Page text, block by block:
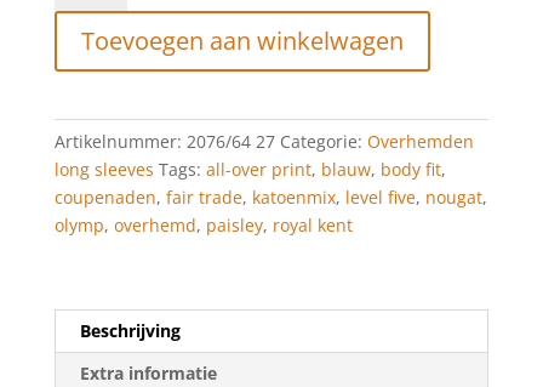
Five
Body
Fit,
Overhemd,
Royal
Kent,
Nougat
aantal
Toevoegen aan winkelwagen
Artikelnummer: 2076/64 27 Categorie: Overhemden
long sleeves Tags: all-over print, blauw, body fit,
coupenaden, fair trade, katoenmix, level five, nougat,
olymp, overhemd, paisley, royal kent
Beschrijving
Extra informatie